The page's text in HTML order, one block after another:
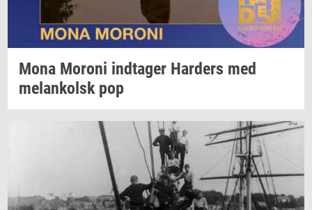
Mona Mor­o­ni ind­ta­ger Har­ders med
melan­kolskpop